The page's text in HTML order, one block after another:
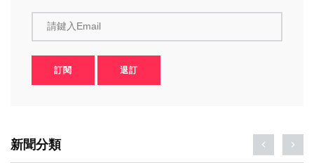
請鍵入Email
訂閱 退訂
新聞分類